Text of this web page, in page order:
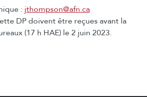
: jthompson@afn.ca
DP doivent être reçues avant la
(17 h HAE) le 2 juin 2023.